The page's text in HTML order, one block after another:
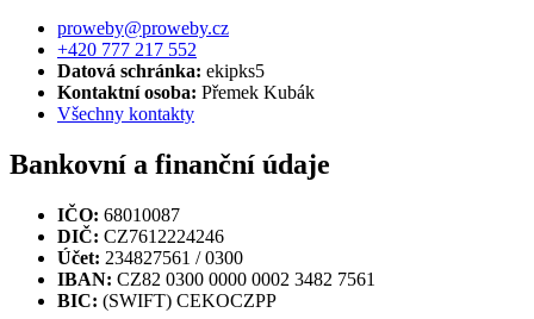
proweby@proweby.cz
+420 777 217 552
Datová schránka: ekipks5
Kontaktní osoba: Přemek Kubák
Všechny kontakty
Bankovní a finanční údaje
IČO: 68010087
DIČ: CZ7612224246
Účet: 234827561 / 0300
IBAN: CZ82 0300 0000 0002 3482 7561
BIC: (SWIFT) CEKOCZPP